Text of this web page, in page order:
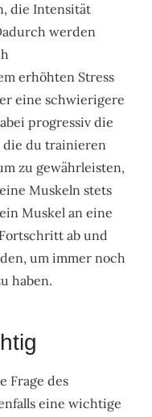
die Intensität
werden
erhöhten Stress
eine schwierigere
progressiv die
die du trainieren
zu gewährleisten,
Muskeln stets
Muskel an eine
ab und
um immer noch
haben.
Frage des
eine wichtige